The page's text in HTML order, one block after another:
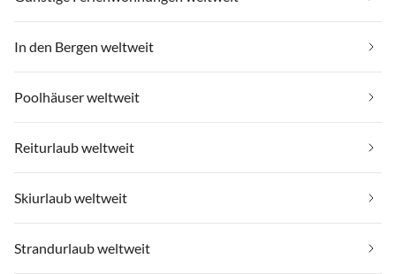
In den Bergen weltweit
Poolhäuser weltweit
Reiturlaub weltweit
Skiurlaub weltweit
Strandurlaub weltweit